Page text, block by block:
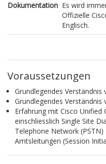
Dokumentation Es wird
Offizielle
Englisch.
Voraussetzungen
Grundlegendes
Grundlegendes Verständnis
Erfahrung mit Cisco
einschliesslich Single Site
Telephone Network (PSTN)
Amtsleitungen (Session